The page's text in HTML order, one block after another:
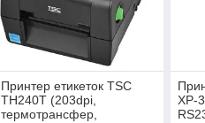
Принтер етикеток TSC
TH240T (203dpi,
термотрансфер,
XP-